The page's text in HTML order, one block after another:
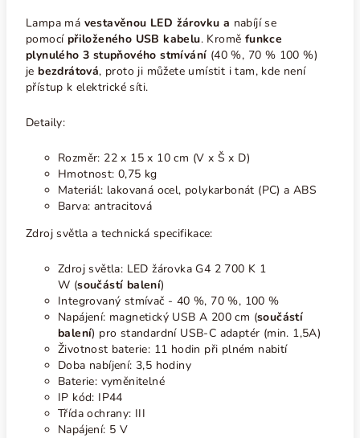
Lampa má vestavěnou LED žárovku a nabíjí se
pomocí přiloženého USB kabelu. Kromě funkce
plynulého 3 stupňového stmívání (40 %, 70 % 100 %)
je bezdrátová, proto ji můžete umístit i tam, kde není
přístup k elektrické síti.
Detaily:
Rozměr: 22 x 15 x 10 cm (V x Š x D)
Hmotnost: 0,75 kg
Materiál: lakovaná ocel, polykarbonát (PC) a ABS
Barva: antracitová
Zdroj světla a technická specifikace:
Zdroj světla: LED žárovka G4 2 700 K 1
W (součástí balení)
Integrovaný stmívač - 40 %, 70 %, 100 %
Napájení: magnetický USB A 200 cm (součástí
balení) pro standardní USB-C adaptér (min. 1,5A)
Životnost baterie: 11 hodin při plném nabití
Doba nabíjení: 3,5 hodiny
Baterie: vyměnitelné
IP kód: IP44
Třída ochrany: III
Napájení: 5 V